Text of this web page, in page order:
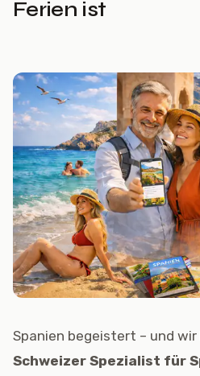
Ferien ist
Spanien begeistert – und wir
Schweizer Spezialist für